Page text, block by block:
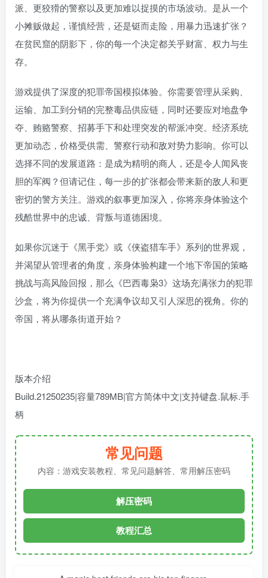
派、更狡猾的警察以及更加难以捉摸的市场波动。是从一个
小摊贩做起，谨慎经营，还是铤而走险，用暴力迅速扩张？
在贫民窟的阴影下，你的每一个决定都关乎财富、权力与生
存。
游戏提供了深度的犯罪帝国模拟体验。你需要管理从采购、
运输、加工到分销的完整毒品供应链，同时还要应对地盘争
夺、贿赂警察、招募手下和处理突发的帮派冲突。经济系统
更加动态，价格受供需、警察行动和敌对势力影响。你可以
选择不同的发展道路：是成为精明的商人，还是令人闻风丧
胆的军阀？但请记住，每一步的扩张都会带来新的敌人和更
密切的警方关注。游戏的叙事更加深入，你将亲身体验这个
残酷世界中的忠诚、背叛与道德困境。
如果你沉迷于《黑手党》或《侠盗猎车手》系列的世界观，
并渴望从管理者的角度，亲身体验构建一个地下帝国的策略
挑战与高风险回报，那么《巴西毒枭3》这场充满张力的犯罪
沙盒，将为你提供一个充满争议却又引人深思的视角。你的
帝国，将从哪条街道开始？
版本介绍
Build.21250235|容量789MB|官方简体中文|支持键盘.鼠标.手
柄
常见问题
内容：游戏安装教程、常见问题解答、常用解压密码
解压密码
教程汇总